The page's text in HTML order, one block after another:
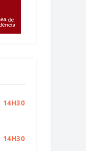
14H30
14H30